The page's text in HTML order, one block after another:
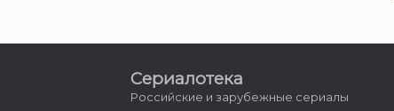
Сериалотека
Российские и зарубежные сериалы